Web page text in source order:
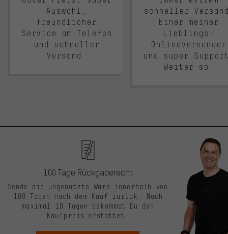
Auswahl,
freundlicher
Service am Telefon
und schneller
Versand.
schneller
Einer meiner
Lieblings-
Onlineversender
und super
Weiter so!
100 Tage Rückgaberecht
Sende die ungenutzte Ware innerhalb von
100 Tagen nach dem Kauf zurück. Nach
maximal 10 Tagen bekommst Du den
Kaufpreis erstattet.